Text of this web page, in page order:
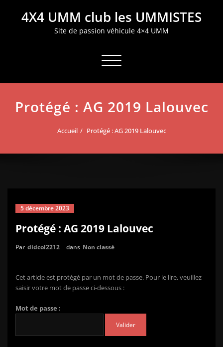
4X4 UMM club les UMMISTES
Site de passion véhicule 4×4 UMM
Afficher/masquer la navigation
Protégé : AG 2019 Lalouvec
Accueil Protégé : AG 2019 Lalouvec
5 décembre 2023
Protégé : AG 2019 Lalouvec
Par didcol2212 dans Non classé
Cet article est protégé par un mot de passe. Pour le lire, veuillez
saisir votre mot de passe ci-dessous :
Mot de passe :